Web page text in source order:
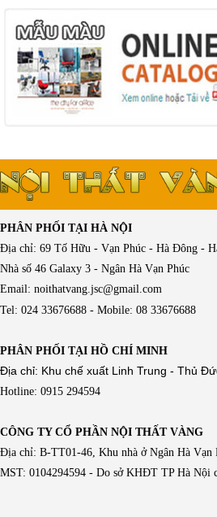
PHÂN PHỐI TẠI HÀ NỘI
Địa chỉ: 69 Tố Hữu - Vạn Phúc - Hà Đông -
Nhà số 46 Galaxy 3 - Ngân Hà Vạn Phúc
Email: noithatvang.jsc@gmail.com
Tel: 024 33676688 - Mobile: 08 33676688
PHÂN PHỐI TẠI HỒ CHÍ MINH
Địa chỉ: Khu chế xuất Linh Trung - Thủ
Hotline: 0915 294594
CÔNG TY CỔ PHẦN NỘI THẤT VÀNG
Địa chỉ: B-TT01-46, Khu nhà ở Ngân Hà Vạn
MST: 0104294594 - Do sở KHĐT TP Hà Nội